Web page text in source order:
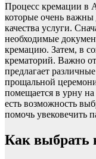
Процесс кремации в
которые очень важны
качества услуги.
необходимые
кремацию. Затем, в
крематорий. Важно
предлагает
прощальной
помещается в урну
есть возможность
помочь увековечить
Как выбрать